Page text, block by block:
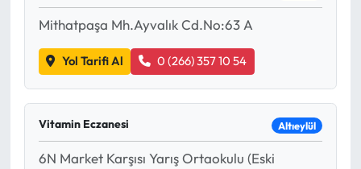
Mithatpaşa Mh.Ayvalık Cd.No:63 A
Yol Tarifi Al 0 (266) 357 10 54
Vitamin Eczanesi Altıeylül
6N Market Karşısı Yarış Ortaokulu (Eski
Resmi İlan
Resmi Reklam
Sağlık
Siyaset